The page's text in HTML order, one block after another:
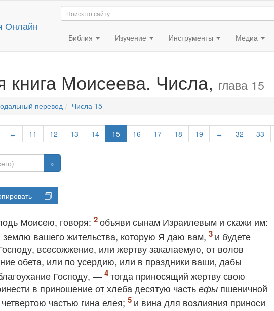
Онлайн
Библия Изучение Инструменты Медиа
книга Моисеева. Числа, глава 15
перевод Числа 15
↔ 11 12 13 14 15 16 17 18 19 ↔ 32 33
»
Моисею, говоря:
объяви сынам Израилевым и скажи им:
землю вашего жительства, которую Я даю вам,
и будете
всесожжение, или жертву закалаемую, от волов
обета, или по усердию, или в праздники ваши, дабы
Господу, —
тогда приносящий жертву свою
в приношение от хлеба десятую часть ефы пшеничной
частью гина елея;
и вина для возлияния приноси